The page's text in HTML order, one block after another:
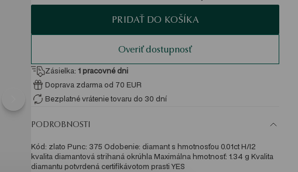
PRIDAŤ DO KOŠÍKA
Overiť dostupnosť
Zásielka: 1 pracovné dni
Doprava zdarma od 70 EUR
Bezplatné vrátenie tovaru do 30 dní
PODROBNOSTI
Kód: zlato Punc: 375 Odobenie: diamant s hmotnosťou 0.01ct H/I2
kvalita diamantová strihaná okrúhla Maximálna hmotnosť: 1.34 g Kvalita
diamantu potvrdená certifikávotom prasti YES